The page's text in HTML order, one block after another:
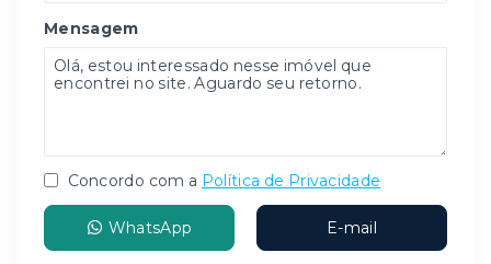
Mensagem
Concordo com a Política de Privacidade
WhatsApp E-mail